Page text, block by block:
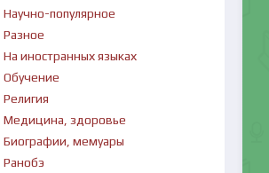
Научно-популярное
Разное
На иностранных языках
Обучение
Религия
Медицина, здоровье
Биографии, мемуары
Ранобэ